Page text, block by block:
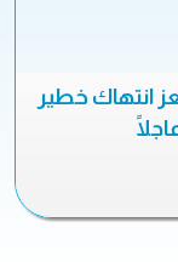
انتهاك خطير